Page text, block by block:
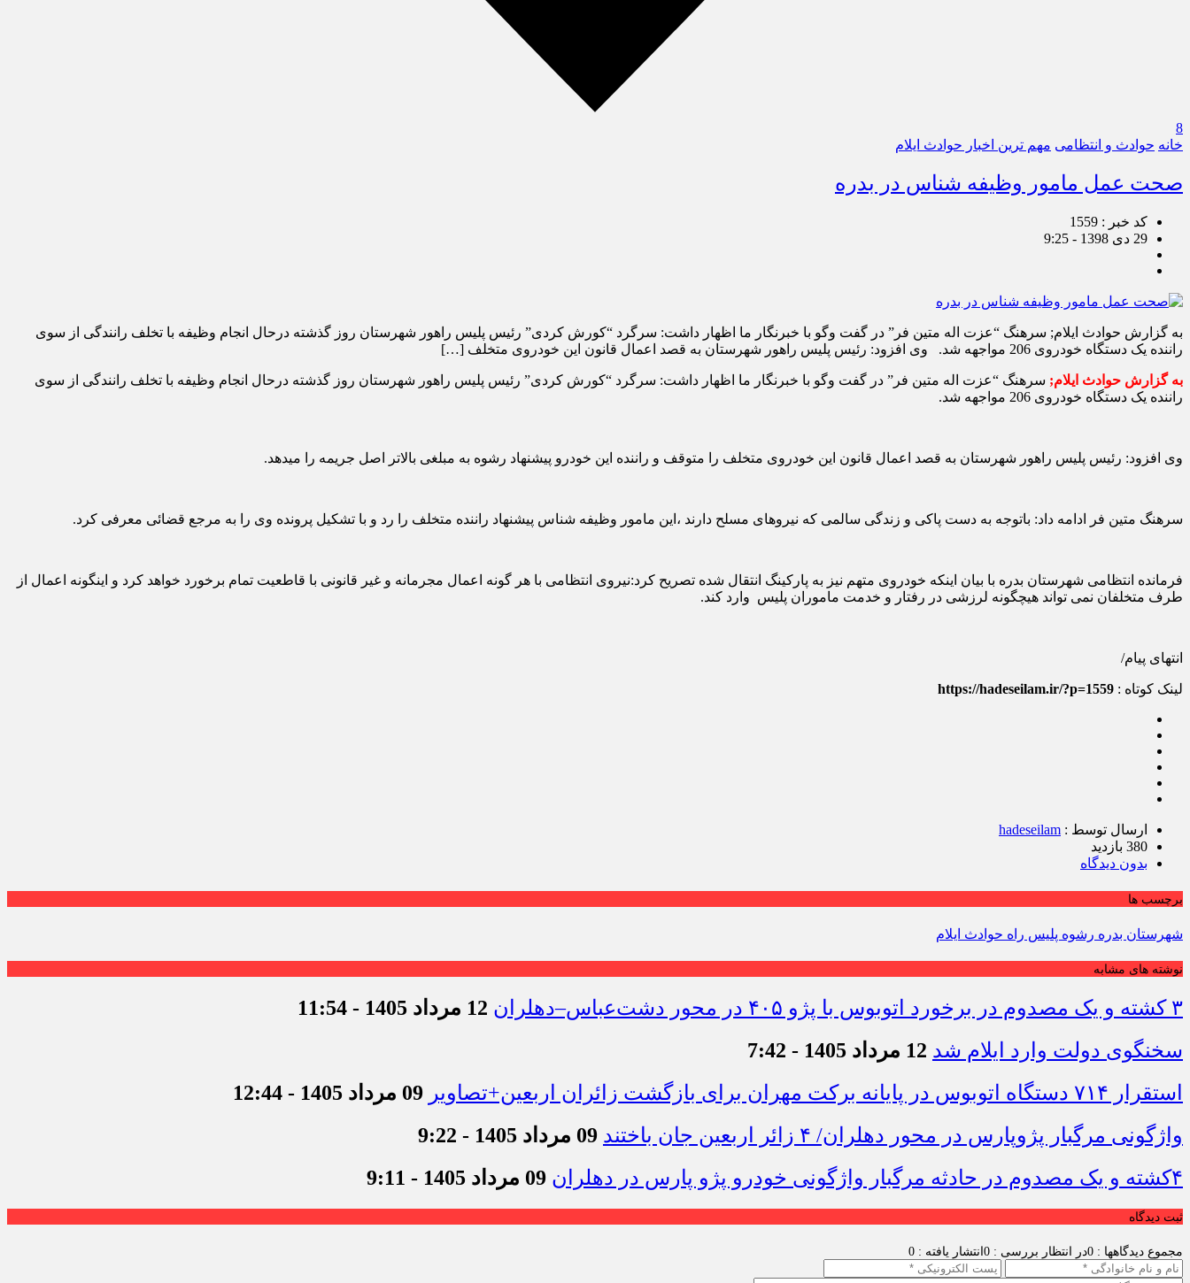
8
خانه حوادث و انتظامی مهم ترین اخبار حوادث ایلام
صحت عمل مامور وظیفه شناس در بدره
کد خبر : 1559
29 دی 1398 - 9:25
به گزارش حوادث ایلام; سرهنگ “عزت اله متین فر” در گفت وگو با خبرنگار ما اظهار داشت: سرگرد “کورش کردی” رئیس پلیس راهور شهرستان روز گذشته درحال انجام وظیفه با تخلف رانندگی از سوی
راننده یک دستگاه خودروی 206 مواجهه شد. وی افزود: رئیس پلیس راهور شهرستان به قصد اعمال قانون این خودروی متخلف […]
به گزارش حوادث ایلام; سرهنگ “عزت اله متین فر” در گفت وگو با خبرنگار ما اظهار داشت: سرگرد “کورش کردی” رئیس پلیس راهور شهرستان روز گذشته درحال انجام وظیفه با تخلف رانندگی از سوی
راننده یک دستگاه خودروی 206 مواجهه شد.
وی افزود: رئیس پلیس راهور شهرستان به قصد اعمال قانون این خودروی متخلف را متوقف و راننده این خودرو پیشنهاد رشوه به مبلغی بالاتر اصل جریمه را میدهد.
سرهنگ متین فر ادامه داد: باتوجه به دست پاکی و زندگی سالمی که نیروهای مسلح دارند ،این مامور وظیفه شناس پیشنهاد راننده متخلف را رد و با تشکیل پرونده وی را به مرجع قضائی معرفی کرد.
فرمانده انتظامی شهرستان بدره با بیان اینکه خودروی متهم نیز به پارکینگ انتقال شده تصریح کرد:نیروی انتظامی با هر گونه اعمال مجرمانه و غیر قانونی با قاطعیت تمام برخورد خواهد کرد و اینگونه اعمال از
طرف متخلفان نمی تواند هیچگونه لرزشی در رفتار و خدمت ماموران پلیس وارد کند.
انتهای پیام/
لینک کوتاه : https://hadeseilam.ir/?p=1559
ارسال توسط : hadeseilam
380 بازدید
بدون دیدگاه
برچسب ها
شهرستان بدره رشوه پلیس راه حوادث ایلام
نوشته های مشابه
۳ کشته و یک مصدوم در برخورد اتوبوس با پژو ۴۰۵ در محور دشت‌عباس–دهلران
12 مرداد 1405 - 11:54
سخنگوی دولت وارد ایلام شد 12 مرداد 1405 - 7:42
استقرار ۷۱۴ دستگاه اتوبوس در پایانه برکت مهران برای بازگشت زائران اربعین+تصاویر
09 مرداد 1405 - 12:44
واژگونی مرگبار پژوپارس در محور دهلران/ ۴ زائر اربعین جان باختند
09 مرداد 1405 - 9:22
۴کشته و یک مصدوم در حادثه مرگبار واژگونی خودرو پژو پارس در دهلران
09 مرداد 1405 - 9:11
ثبت دیدگاه
مجموع دیدگاهها : 0 در انتظار بررسی : 0 انتشار یافته : 0